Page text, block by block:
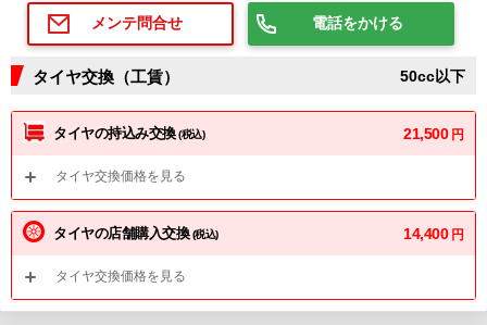
メンテ問合せ 電話をかける
タイヤ交換（工賃） 50cc以下
タイヤの持込み交換(税込) 21,500 円
タイヤ交換価格を見る
タイヤの店舗購入交換(税込) 14,400 円
タイヤ交換価格を見る